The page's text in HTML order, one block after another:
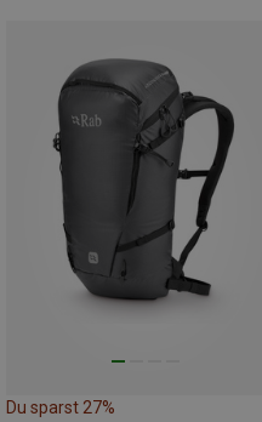
Du sparst 27%